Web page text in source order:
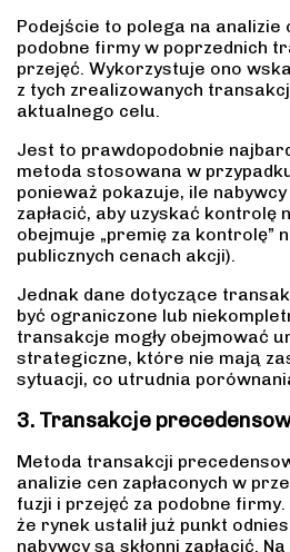
Podejście to polega na analizie
podobne firmy w poprzednich
przejęć. Wykorzystuje ono
z tych zrealizowanych
aktualnego celu.
Jest to prawdopodobnie
metoda stosowana w
ponieważ pokazuje, ile
zapłacić, aby uzyskać kontrolę
obejmuje „premię za kontrolę”
publicznych cenach akcji).
Jednak dane dotyczące
być ograniczone lub
transakcje mogły obejmować
strategiczne, które nie mają
sytuacji, co utrudnia
3. Transakcje
Metoda transakcji
analizie cen zapłaconych w
fuzji i przejęć za podobne
że rynek ustalił już punkt
nabywcy są skłonni zapłacić.